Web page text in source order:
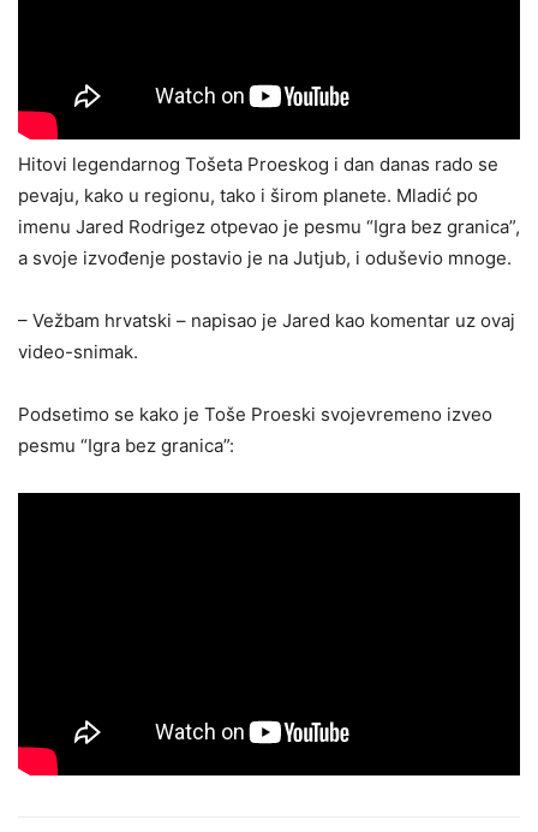
Hitovi legendarnog Tošeta Proeskog i dan danas rado se
pevaju, kako u regionu, tako i širom planete. Mladić po
imenu Jared Rodrigez otpevao je pesmu “Igra bez granica”,
a svoje izvođenje postavio je na Jutjub, i oduševio mnoge.
– Vežbam hrvatski – napisao je Jared kao komentar uz ovaj
video-snimak.
Podsetimo se kako je Toše Proeski svojevremeno izveo
pesmu “Igra bez granica”: